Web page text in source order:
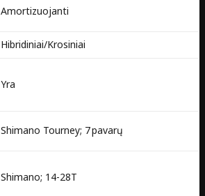
Amortizuojanti
Hibridiniai/Krosiniai
Yra
Shimano Tourney; 7 pavarų
Shimano; 14-28T